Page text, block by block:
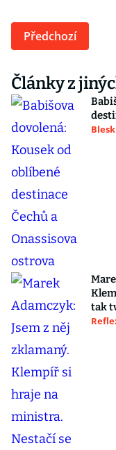
Předchozí
Články z
tak